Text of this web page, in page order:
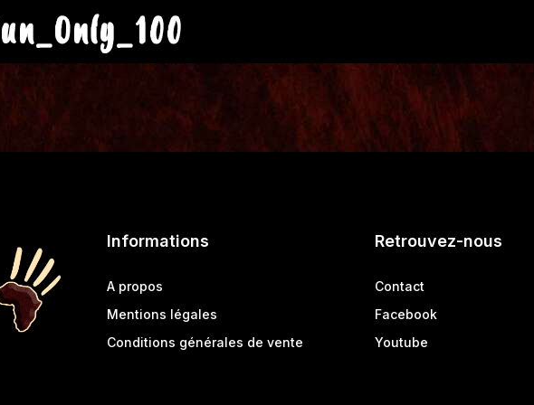
Informations
A propos
Mentions légales
Conditions générales de vente
Retrouvez-nous
Contact
Facebook
Youtube